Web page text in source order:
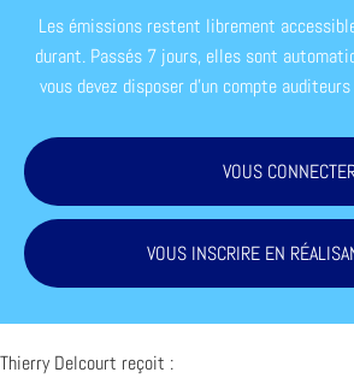
Les émissions restent librement
durant. Passés 7 jours, elles sont
vous devez disposer d'un compte
VOUS
VOUS INSCRIRE EN
Thierry Delcourt reçoit :